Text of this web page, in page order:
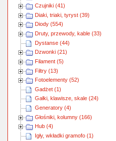
Czujniki (41)
Diaki, triaki, tyryst (39)
Diody (554)
Druty, przewody, kable (33)
Dystanse (44)
Dzwonki (21)
Filament (5)
Filtry (13)
Fotoelementy (52)
Gadżet (1)
Gałki, klawisze, skale (24)
Generatory (4)
Głośniki, kolumny (166)
Hub (4)
Igły, wkładki gramofo (1)